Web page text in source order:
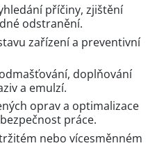
příčiny, zjištění
odstranění.
zařízení a preventivní
doplňování
a emulzí.
oprav a optimalizace
práce.
nebo vícesměnném